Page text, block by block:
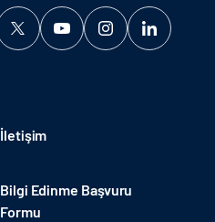
İletişim
Bilgi Edinme Başvuru
Formu